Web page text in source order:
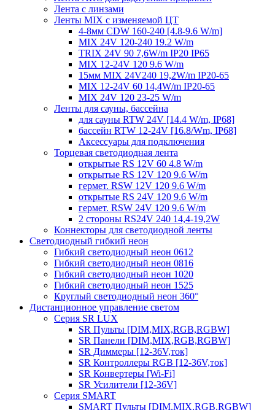
Лента с линзами
Ленты MIX с изменяемой ЦТ
4-8мм CDW 160-240 [4.8-9.6 W/m]
MIX 24V 120-240 19.2 W/m
TRIX 24V 90 7,6W/m IP20 IP65
MIX 12-24V 120 9.6 W/m
15мм MIX 24V240 19,2W/m IP20-65
MIX 12-24V 60 14,4W/m IP20-65
MIX 24V 120 23-25 W/m
Ленты для сауны, бассейна
для сауны RTW 24V [14.4 W/m, IP68]
бассейн RTW 12-24V [16.8/Wm, IP68]
Аксессуары для подключения
Торцевая светодиодная лента
открытые RS 12V 60 4.8 W/m
открытые RS 12V 120 9.6 W/m
гермет. RSW 12V 120 9.6 W/m
открытые RS 24V 120 9.6 W/m
гермет. RSW 24V 120 9.6 W/m
2 стороны RS24V 240 14,4-19,2W
Коннекторы для светодиодной ленты
Светодиодный гибкий неон
Гибкий светодиодный неон 0612
Гибкий светодиодный неон 0816
Гибкий светодиодный неон 1020
Гибкий светодиодный неон 1525
Круглый светодиодный неон 360°
Дистанционное управление светом
Серия SR LUX
SR Пульты [DIM,MIX,RGB,RGBW]
SR Панели [DIM,MIX,RGB,RGBW]
SR Диммеры [12-36V,ток]
SR Контроллеры RGB [12-36V,ток]
SR Конвертеры [Wi-Fi]
SR Усилители [12-36V]
Серия SMART
SMART Пульты [DIM,MIX,RGB,RGBW]